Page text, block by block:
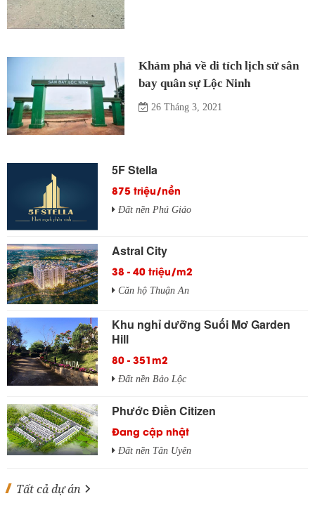
Khám phá về di tích lịch sử sân
bay quân sự Lộc Ninh
26 Tháng 3, 2021
5F Stella
875 triệu/nền
Đất nền Phú Giáo
Astral City
38 - 40 triệu/m2
Căn hộ Thuận An
Khu nghỉ dưỡng Suối Mơ Garden
Hill
80 - 351m2
Đất nền Bảo Lộc
Phước Điền Citizen
Đang cập nhật
Đất nền Tân Uyên
Tất cả dự án